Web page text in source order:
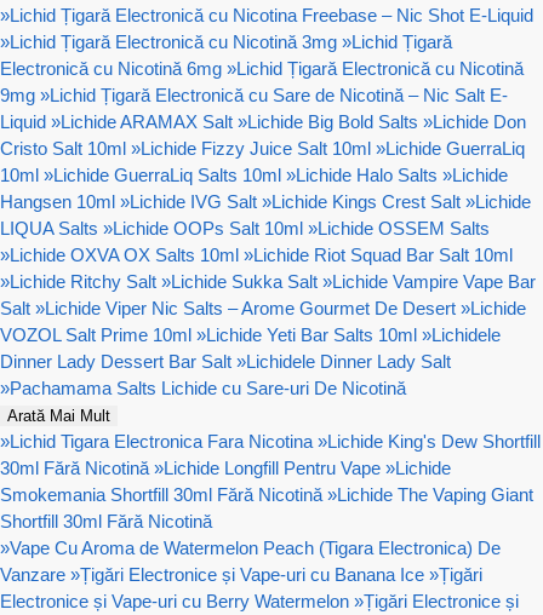
»Lichid Țigară Electronică cu Nicotina Freebase – Nic Shot E-Liquid
»Lichid Țigară Electronică cu Nicotină 3mg »Lichid Țigară
Electronică cu Nicotină 6mg »Lichid Țigară Electronică cu Nicotină
9mg »Lichid Țigară Electronică cu Sare de Nicotină – Nic Salt E-
Liquid »Lichide ARAMAX Salt »Lichide Big Bold Salts »Lichide Don
Cristo Salt 10ml »Lichide Fizzy Juice Salt 10ml »Lichide GuerraLiq
10ml »Lichide GuerraLiq Salts 10ml »Lichide Halo Salts »Lichide
Hangsen 10ml »Lichide IVG Salt »Lichide Kings Crest Salt »Lichide
LIQUA Salts »Lichide OOPs Salt 10ml »Lichide OSSEM Salts
»Lichide OXVA OX Salts 10ml »Lichide Riot Squad Bar Salt 10ml
»Lichide Ritchy Salt »Lichide Sukka Salt »Lichide Vampire Vape Bar
Salt »Lichide Viper Nic Salts – Arome Gourmet De Desert »Lichide
VOZOL Salt Prime 10ml »Lichide Yeti Bar Salts 10ml »Lichidele
Dinner Lady Dessert Bar Salt »Lichidele Dinner Lady Salt
»Pachamama Salts Lichide cu Sare-uri De Nicotină
Arată Mai Mult
»Lichid Tigara Electronica Fara Nicotina »Lichide King's Dew Shortfill
30ml Fără Nicotină »Lichide Longfill Pentru Vape »Lichide
Smokemania Shortfill 30ml Fără Nicotină »Lichide The Vaping Giant
Shortfill 30ml Fără Nicotină
»Vape Cu Aroma de Watermelon Peach (Tigara Electronica) De
Vanzare »Țigări Electronice și Vape-uri cu Banana Ice »Țigări
Electronice și Vape-uri cu Berry Watermelon »Țigări Electronice și